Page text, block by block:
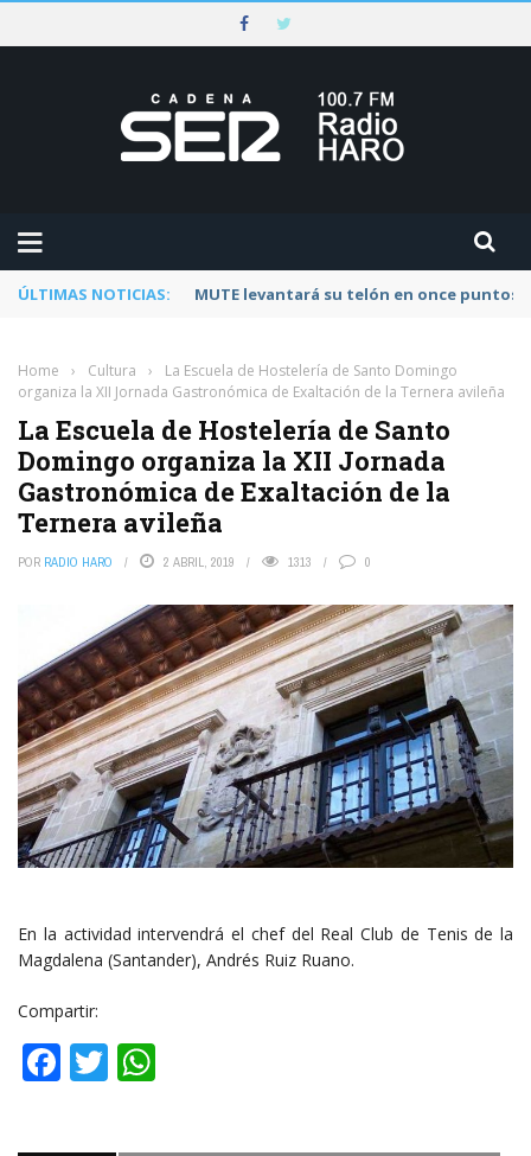
ÚLTIMAS NOTICIAS: Rescatado un ciclista accidentado en un
Home › Cultura ›
La Escuela de Hostelería de Santo Domingo
organiza la XII Jornada Gastronómica de Exaltación de la Ternera avileña
La Escuela de Hostelería de Santo
Domingo organiza la XII Jornada
Gastronómica de Exaltación de la
Ternera avileña
POR RADIO HARO 2 ABRIL, 2019 1313 0
En la actividad intervendrá el chef del Real Club de Tenis de la
Magdalena (Santander), Andrés Ruiz Ruano.
Compartir:
Facebook
Twitter